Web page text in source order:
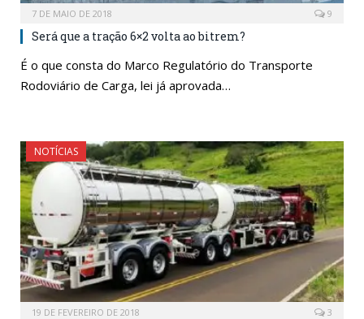
7 DE MAIO DE 2018 9
Será que a tração 6×2 volta ao bitrem?
É o que consta do Marco Regulatório do Transporte
Rodoviário de Carga, lei já aprovada…
NOTÍCIAS
19 DE FEVEREIRO DE 2018 3